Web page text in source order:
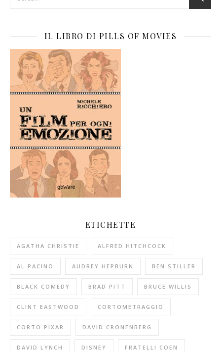
IL LIBRO DI PILLS OF MOVIES
ETICHETTE
AGATHA CHRISTIE ALFRED HITCHCOCK
AL PACINO AUDREY HEPBURN BEN STILLER
BLACK COMEDY BRAD PITT BRUCE WILLIS
CLINT EASTWOOD CORTOMETRAGGIO
CORTO PIXAR DAVID CRONENBERG
DAVID LYNCH DISNEY FRATELLI COEN